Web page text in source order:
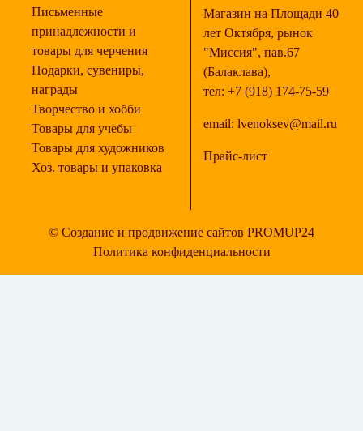
Письменные
принадлежности и
товары для черчения
Подарки, сувениры,
награды
Творчество и хобби
Товары для учебы
Товары для художников
Хоз. товары и упаковка
Магазин на Площади 40
лет Октября, рынок
"Миссия", пав.67
(Балаклава),
тел: +7 (918) 174-75-59
email: lvenoksev@mail.ru
Прайс-лист
© Создание и продвижение сайтов PROMUP24
Политика конфиденциальности